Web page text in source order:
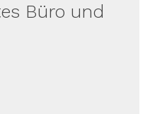
Büro und